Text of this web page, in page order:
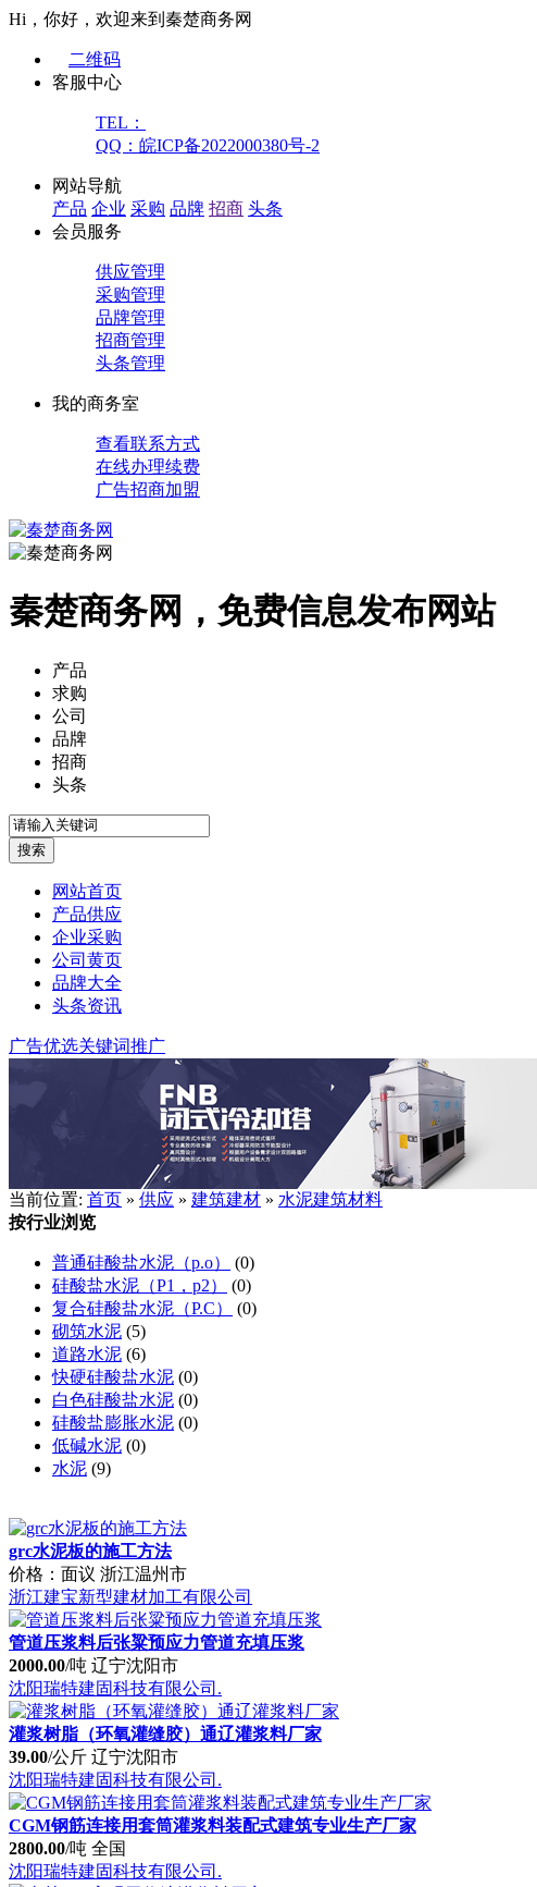
Hi，你好，欢迎来到秦楚商务网
二维码
客服中心
TEL：
QQ：皖ICP备2022000380号-2
网站导航
产品 企业 采购 品牌 招商 头条
会员服务
供应管理
采购管理
品牌管理
招商管理
头条管理
我的商务室
查看联系方式
在线办理续费
广告招商加盟
秦楚商务网，免费信息发布网站
产品
求购
公司
品牌
招商
头条
网站首页
产品供应
企业采购
公司黄页
品牌大全
头条资讯
广告优选关键词推广
当前位置: 首页 » 供应 » 建筑建材 » 水泥建筑材料
按行业浏览
普通硅酸盐水泥（p.o）
(0)
硅酸盐水泥（P1，p2）
(0)
复合硅酸盐水泥（P.C）
(0)
砌筑水泥 (5)
道路水泥 (6)
快硬硅酸盐水泥 (0)
白色硅酸盐水泥 (0)
硅酸盐膨胀水泥 (0)
低碱水泥 (0)
水泥 (9)
grc水泥板的施工方法
价格：面议 浙江温州市
浙江建宝新型建材加工有限公司
管道压浆料后张粱预应力管道充填压浆
2000.00/吨 辽宁沈阳市
沈阳瑞特建固科技有限公司.
灌浆树脂（环氧灌缝胶）通辽灌浆料厂家
39.00/公斤 辽宁沈阳市
沈阳瑞特建固科技有限公司.
CGM钢筋连接用套筒灌浆料装配式建筑专业生产厂家
2800.00/吨 全国
沈阳瑞特建固科技有限公司.